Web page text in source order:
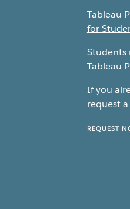
Tableau
for
Students
Tableau
If you
request
REQUEST